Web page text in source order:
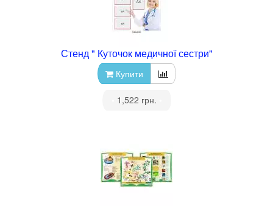
Стенд " Куточок медичної сестри"
Купити
1,522 грн.